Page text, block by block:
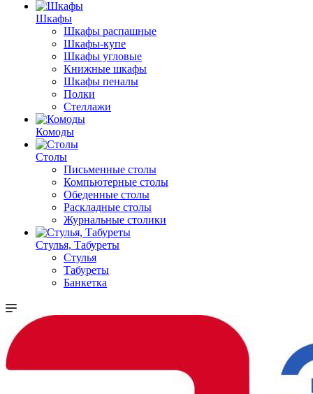
Шкафы
Шкафы распашные
Шкафы-купе
Шкафы угловые
Книжные шкафы
Шкафы пеналы
Полки
Стеллажи
Комоды
Столы
Письменные столы
Компьютерные столы
Обеденные столы
Раскладные столы
Журнальные столики
Стулья, Табуреты
Стулья
Табуреты
Банкетка